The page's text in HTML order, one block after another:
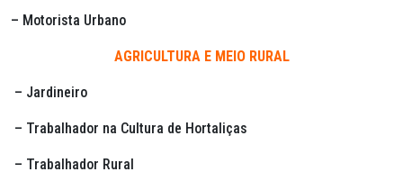
– Motorista Urbano
AGRICULTURA E MEIO RURAL
– Jardineiro
– Trabalhador na Cultura de Hortaliças
– Trabalhador Rural